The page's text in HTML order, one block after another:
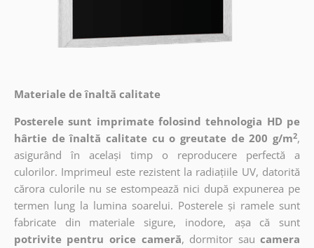
Materiale de înaltă calitate
Posterele sunt imprimate folosind tehnologia HD pe
hârtie de înaltă calitate cu o greutate de 200 g/m2,
asigurând în același timp o reproducere perfectă a
culorilor. Imprimeul este rezistent la radiațiile UV, datorită
cărora culorile nu se estompează nici după expunerea pe
termen lung la lumina soarelui. Posterele și ramele sunt
fabricate din materiale sigure, inodore, așa că sunt
potrivite pentru orice cameră, dormitor sau camera